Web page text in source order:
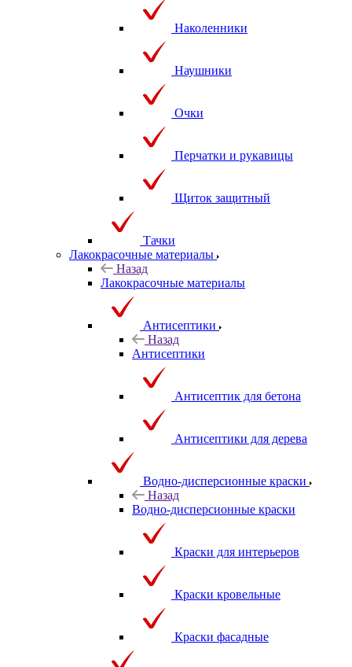
Наколенники
Наушники
Очки
Перчатки и рукавицы
Щиток защитный
Тачки
Лакокрасочные материалы
Назад
Лакокрасочные материалы
Антисептики
Назад
Антисептики
Антисептик для бетона
Антисептики для дерева
Водно-дисперсионные краски
Назад
Водно-дисперсионные краски
Краски для интерьеров
Краски кровельные
Краски фасадные